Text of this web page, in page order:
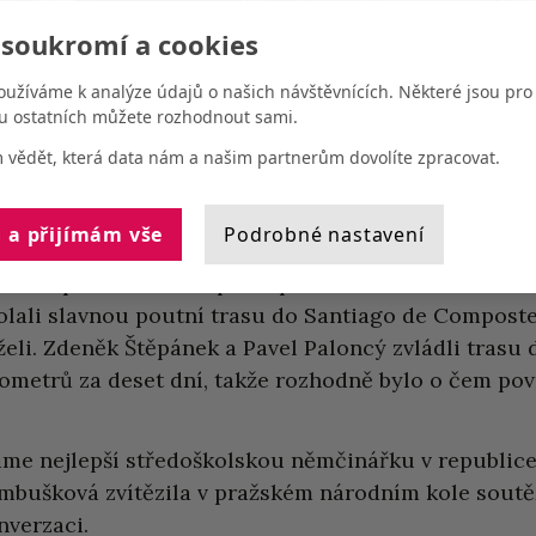
milénium 10. léta
slavnou poutní trasu do Santiago de
Zdeněk Štěpánek a Pavel Paloncý zvládli trasu
za deset dní, takže rozhodně bylo o čem
nejlepší středoškolskou němčinářku v
zvítězila v pražském národním kole
a cookies
k analýze údajů o našich návštěvnících. Některé jsou
ostatních můžete rozhodnout sami.
vědět, která data nám a našim partnerům dovolíte zpracovat.
a přijímám vše Podrobné nastavení